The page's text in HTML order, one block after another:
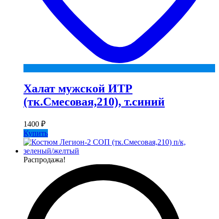
Халат мужской ИТР
(тк.Смесовая,210), т.синий
1400 ₽
Купить
Распродажа!